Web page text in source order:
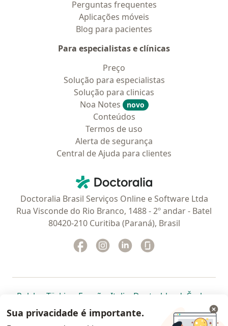
Perguntas frequentes
Aplicações móveis
Blog para pacientes
Para especialistas e clínicas
Preço
Solução para especialistas
Solução para clinicas
Noa Notes
novo
Conteúdos
Termos de uso
Alerta de segurança
Central de Ajuda para clientes
Doctoralia - Homepage
Doctoralia Brasil Serviços Online e Software Ltda
Rua Visconde do Rio Branco, 1488 - 2º andar - Batel
80420-210 Curitiba (Paraná), Brasil
Facebook
abre num novo separador
Instagram
abre num novo separador
Linkedin
abre num novo
Polska abre num novo separador
Türkiye abre num novo separador
España abre num novo separador
Italia abre num novo
Deutschlandabre num
Česko
Portugal abre num novo separador
, México abre num novo separador
, abre num novo separador
Brasil abre num novoabre num
abre
Colombia abre num novo
Sua privacidade é importante.